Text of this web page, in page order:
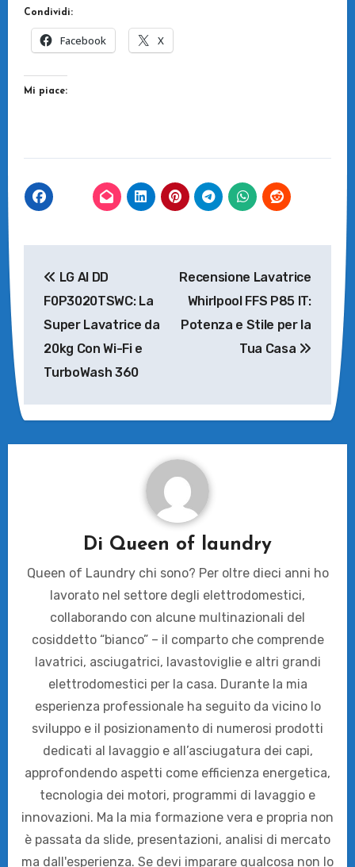
Condividi:
Facebook X
Mi piace:
articoli
LG AI DD
F0P3020TSWC: La
Super Lavatrice da
20kg Con Wi-Fi e
TurboWash 360
Recensione Lavatrice
Whirlpool FFS P85 IT:
Potenza e Stile per la
Tua Casa
Di Queen of laundry
Queen of Laundry chi sono? Per oltre dieci anni ho
lavorato nel settore degli elettrodomestici,
collaborando con alcune multinazionali del
cosiddetto “bianco” – il comparto che comprende
lavatrici, asciugatrici, lavastoviglie e altri grandi
elettrodomestici per la casa. Durante la mia
esperienza professionale ha seguito da vicino lo
sviluppo e il posizionamento di numerosi prodotti
dedicati al lavaggio e all’asciugatura dei capi,
approfondendo aspetti come efficienza energetica,
tecnologia dei motori, programmi di lavaggio e
innovazioni. Ma la mia formazione vera e propria non
è passata da slide, presentazioni, analisi di mercato
ma dall'esperienza. Se devi imparare qualcosa non lo